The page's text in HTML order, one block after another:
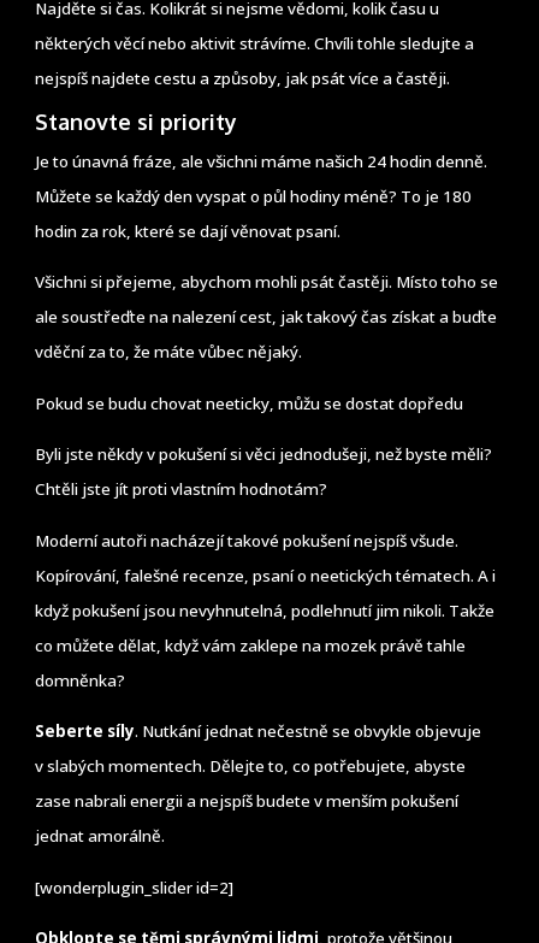
Najděte si čas. Kolikrát si nejsme vědomi, kolik času u
některých věcí nebo aktivit strávíme. Chvíli tohle sledujte a
nejspíš najdete cestu a způsoby, jak psát více a častěji.
Stanovte si priority
Je to únavná fráze, ale všichni máme našich 24 hodin denně.
Můžete se každý den vyspat o půl hodiny méně? To je 180
hodin za rok, které se dají věnovat psaní.
Všichni si přejeme, abychom mohli psát častěji. Místo toho se
ale soustřeďte na nalezení cest, jak takový čas získat a buďte
vděční za to, že máte vůbec nějaký.
Pokud se budu chovat neeticky, můžu se dostat dopředu
Byli jste někdy v pokušení si věci jednodušeji, než byste měli?
Chtěli jste jít proti vlastním hodnotám?
Moderní autoři nacházejí takové pokušení nejspíš všude.
Kopírování, falešné recenze, psaní o neetických tématech. A i
když pokušení jsou nevyhnutelná, podlehnutí jim nikoli. Takže
co můžete dělat, když vám zaklepe na mozek právě tahle
domněnka?
Seberte síly. Nutkání jednat nečestně se obvykle objevuje
v slabých momentech. Dělejte to, co potřebujete, abyste
zase nabrali energii a nejspíš budete v menším pokušení
jednat amorálně.
[wonderplugin_slider id=2]
Obklopte se těmi správnými lidmi, protože většinou